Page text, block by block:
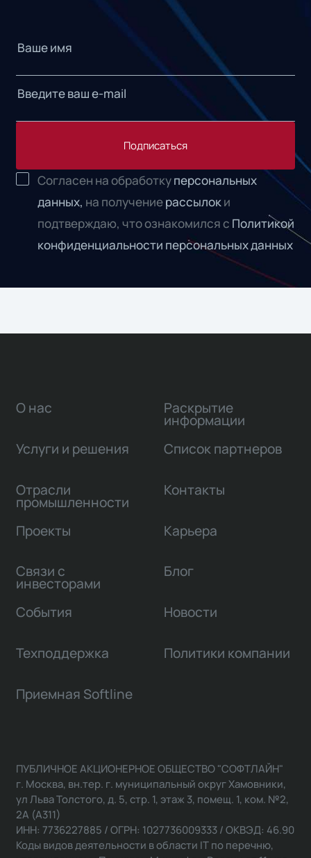
Подписаться
Согласен на обработкуперсональных
данных, на получениерассылоки
подтверждаю, что ознакомился с Политикой
конфиденциальности персональных данных
О нас
Услуги и решения
Отрасли
промышленности
Проекты
Связи с
инвесторами
Раскрытие
информации
Список партнеров
Контакты
Карьера
Блог
События Новости
Техподдержка Политики компании
Приемная Softline
ПУБЛИЧНОЕ АКЦИОНЕРНОЕ ОБЩЕСТВО "СОФТЛАЙН"
г. Москва, вн.тер. г. муниципальный округ Хамовники,
ул Льва Толстого, д. 5, стр. 1, этаж 3, помещ. 1, ком. №2,
2А (А311)
ИНН: 7736227885 / ОГРН: 1027736009333 / ОКВЭД: 46.90
Коды видов деятельности в области IT по перечню,